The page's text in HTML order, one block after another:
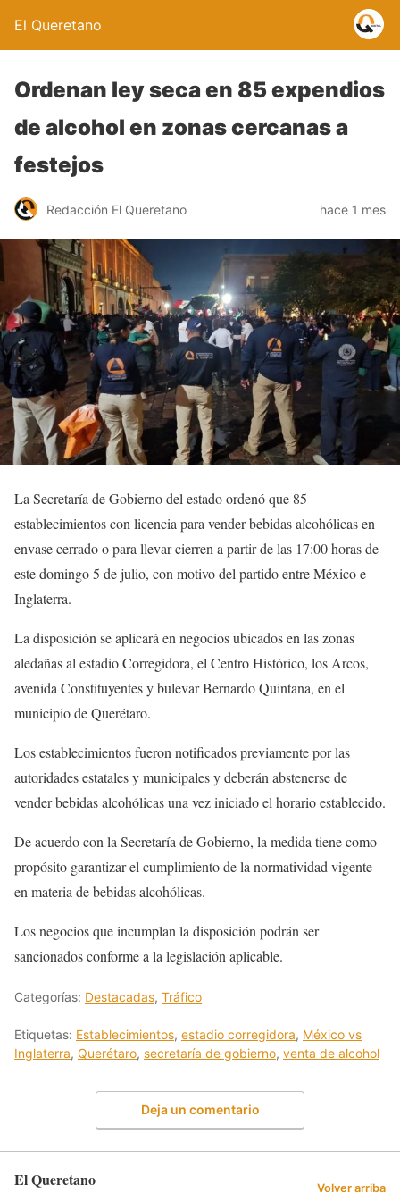
El Queretano
Ordenan ley seca en 85 expendios
de alcohol en zonas cercanas a
festejos
Redacción El Queretano hace 1 mes
La Secretaría de Gobierno del estado ordenó que 85
establecimientos con licencia para vender bebidas alcohólicas en
envase cerrado o para llevar cierren a partir de las 17:00 horas de
este domingo 5 de julio, con motivo del partido entre México e
Inglaterra.
La disposición se aplicará en negocios ubicados en las zonas
aledañas al estadio Corregidora, el Centro Histórico, los Arcos,
avenida Constituyentes y bulevar Bernardo Quintana, en el
municipio de Querétaro.
Los establecimientos fueron notificados previamente por las
autoridades estatales y municipales y deberán abstenerse de
vender bebidas alcohólicas una vez iniciado el horario establecido.
De acuerdo con la Secretaría de Gobierno, la medida tiene como
propósito garantizar el cumplimiento de la normatividad vigente
en materia de bebidas alcohólicas.
Los negocios que incumplan la disposición podrán ser
sancionados conforme a la legislación aplicable.
Categorías: Destacadas, Tráfico
Etiquetas: Establecimientos, estadio corregidora, México vs
Inglaterra, Querétaro, secretaría de gobierno, venta de alcohol
Deja un comentario
El Queretano Volver arriba